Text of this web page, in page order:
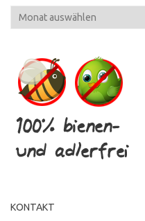
Archiv
KONTAKT